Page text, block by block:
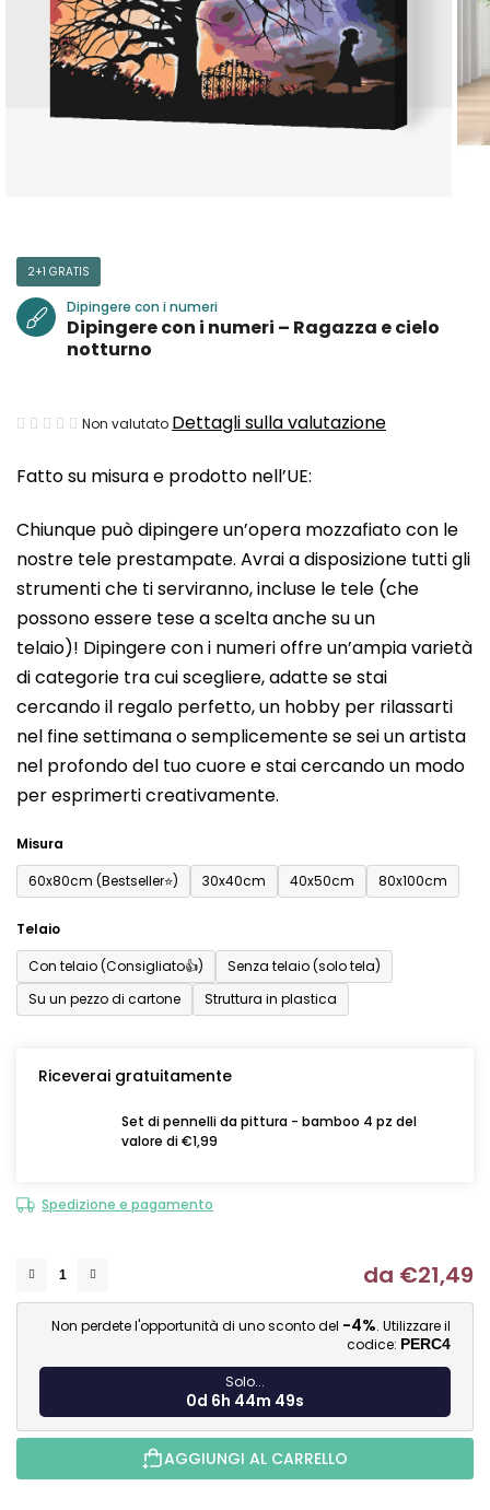
Fatto su misura e prodotto nell’UE:
Chiunque può dipingere un’opera mozzafiato con le
nostre tele prestampate. Avrai a disposizione tutti gli
strumenti che ti serviranno, incluse le tele (che
possono essere tese a scelta anche su un
telaio)! Dipingere con i numeri offre un’ampia varietà
di categorie tra cui scegliere, adatte se stai
cercando il regalo perfetto, un hobby per rilassarti
nel fine settimana o semplicemente se sei un artista
nel profondo del tuo cuore e stai cercando un modo
per esprimerti creativamente.
Misura
60x80cm (Bestseller⭐)
30x40cm 40x50cm 80x100cm
Telaio
Con telaio (Consigliato👍)
Senza telaio (solo tela)
Su un pezzo di cartone
Struttura in plastica
Riceverai gratuitamente
Set di pennelli da pittura - bamboo 4 pz del
valore di €1,99
Spedizione e pagamento
da €21,49
Non perdete l'opportunità di uno sconto del -4%. Utilizzare il
codice: PERC4
Solo...
0d 6h 44m 48s
AGGIUNGI AL CARRELLO
2+1 GRATIS
Dipingere con i numeri
Dipingere con i numeri – Ragazza e cielo
notturno
La
media
prodotto
è
0,0
su
5
stelle.
Non valutato Dettagli sulla valutazione